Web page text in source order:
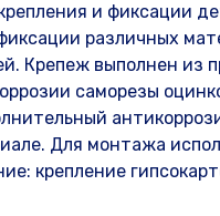
и фиксации
различных
Крепеж выполнен из
саморезы
Для монтажа
крепление